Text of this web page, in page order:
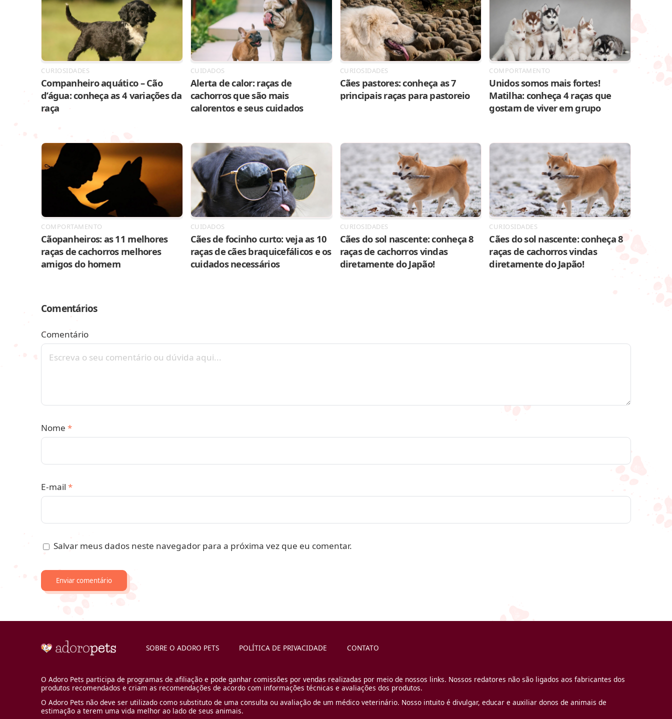
CURIOSIDADES
Companheiro aquático – Cão
d’água: conheça as 4 variações da
raça
CUIDADOS
Alerta de calor: raças de
cachorros que são mais
calorentos e seus cuidados
CURIOSIDADES
Cães pastores: conheça as 7
principais raças para pastoreio
COMPORTAMENTO
Unidos somos mais fortes!
Matilha: conheça 4 raças que
gostam de viver em grupo
COMPORTAMENTO
Cãopanheiros: as 11 melhores
raças de cachorros melhores
amigos do homem
CUIDADOS
Cães de focinho curto: veja as 10
raças de cães braquicefálicos e os
cuidados necessários
CURIOSIDADES
Cães do sol nascente: conheça 8
raças de cachorros vindas
diretamente do Japão!
CURIOSIDADES
Cães do sol nascente: conheça 8
raças de cachorros vindas
diretamente do Japão!
Comentários
Comentário
Nome *
E-mail *
Salvar meus dados neste navegador para a próxima vez que eu comentar.
SOBRE O ADORO PETS POLÍTICA DE PRIVACIDADE CONTATO
O Adoro Pets participa de programas de afiliação e pode ganhar comissões por vendas realizadas por meio de nossos links. Nossos redatores não são ligados aos fabricantes dos
produtos recomendados e criam as recomendações de acordo com informações técnicas e avaliações dos produtos.
O Adoro Pets não deve ser utilizado como substituto de uma consulta ou avaliação de um médico veterinário. Nosso intuito é divulgar, educar e auxiliar donos de animais de
estimação a terem uma vida melhor ao lado de seus animais.